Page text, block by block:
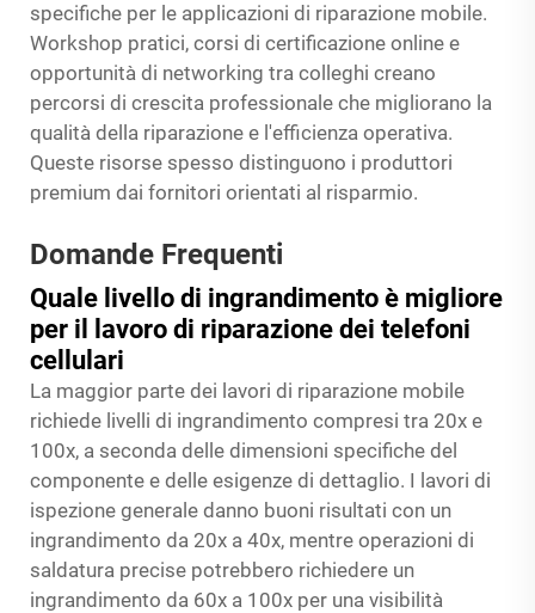
specifiche per le applicazioni di riparazione mobile.
Workshop pratici, corsi di certificazione online e
opportunità di networking tra colleghi creano
percorsi di crescita professionale che migliorano la
qualità della riparazione e l'efficienza operativa.
Queste risorse spesso distinguono i produttori
premium dai fornitori orientati al risparmio.
Domande Frequenti
Quale livello di ingrandimento è migliore
per il lavoro di riparazione dei telefoni
cellulari
La maggior parte dei lavori di riparazione mobile
richiede livelli di ingrandimento compresi tra 20x e
100x, a seconda delle dimensioni specifiche del
componente e delle esigenze di dettaglio. I lavori di
ispezione generale danno buoni risultati con un
ingrandimento da 20x a 40x, mentre operazioni di
saldatura precise potrebbero richiedere un
ingrandimento da 60x a 100x per una visibilità